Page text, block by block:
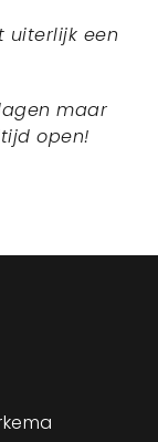
uiterlijk een
maar
open!